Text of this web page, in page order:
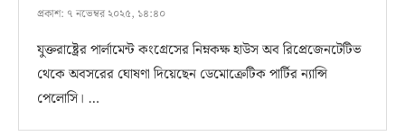
প্রকাশ: ৭ নভেম্বর ২০২৫, ১৪:৪০
যুক্তরাষ্ট্রের পার্লামেন্ট কংগ্রেসের নিম্নকক্ষ হাউস অব রিপ্রেজেনটেটিভ
থেকে অবসরের ঘোষণা দিয়েছেন ডেমোক্রেটিক পার্টির ন্যান্সি
পেলোসি। …